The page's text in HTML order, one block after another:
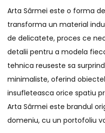
Arta Sârmei este o forma
transforma un material
de delicatete, proces ce
detalii pentru a modela
tehnica reuseste sa
minimaliste, oferind
insufleteasca orice spatiu
Arta Sârmei este brandul
domeniu, cu un portofoliu